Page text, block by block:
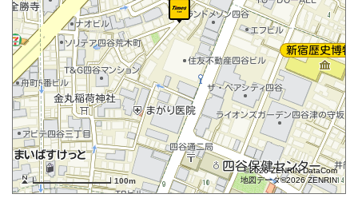
100m
©2026 ZENRIN DataCom
地図データ©2026 ZENRIN